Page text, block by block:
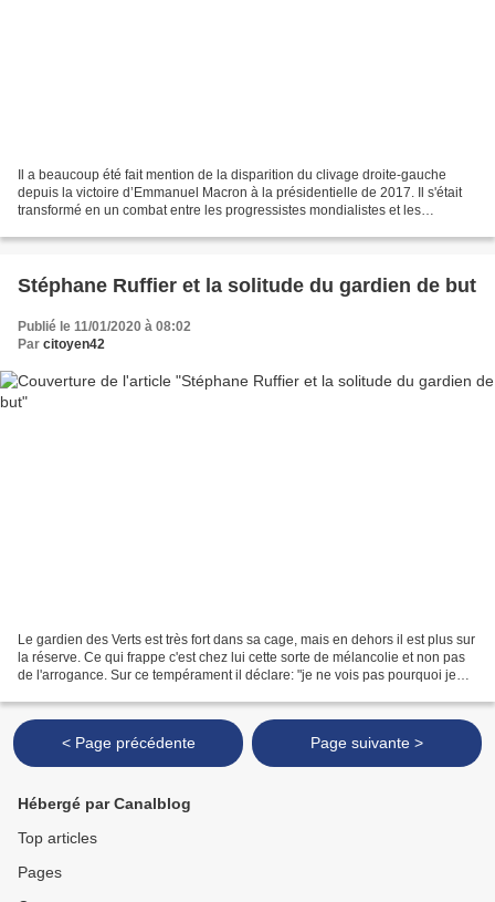
Il a beaucoup été fait mention de la disparition du clivage droite-gauche
depuis la victoire d’Emmanuel Macron à la présidentielle de 2017. Il s'était
transformé en un combat entre les progressistes mondialistes et les
Stéphane Ruffier et la solitude du gardien de but
Publié le 11/01/2020 à 08:02
Par citoyen42
Le gardien des Verts est très fort dans sa cage, mais en dehors il est plus sur
la réserve. Ce qui frappe c'est chez lui cette sorte de mélancolie et non pas
de l'arrogance. Sur ce tempérament il déclare: "je ne vois pas pourquoi je
< Page précédente Page suivante >
Hébergé par Canalblog
Top articles
Pages